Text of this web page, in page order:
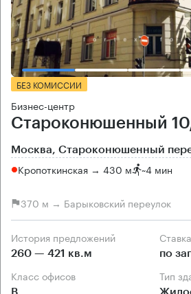
БЕЗ КОМИССИИ
Бизнес-центр
Староконюшенный
Москва, Староконюшенный
Кропоткинская → 430 м ~4 мин
370 м → Барыковский переулок
История предложений
260 — 421 кв.м по
Класс офисов Тип